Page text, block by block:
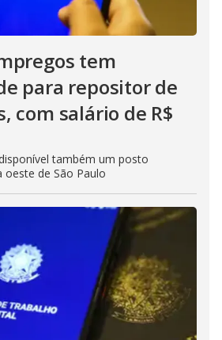
tem
para repositor de
com salário de R$
também um posto
de São Paulo